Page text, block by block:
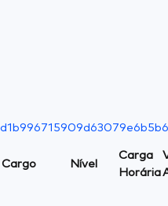
Cargo Nível
Carga
Horária